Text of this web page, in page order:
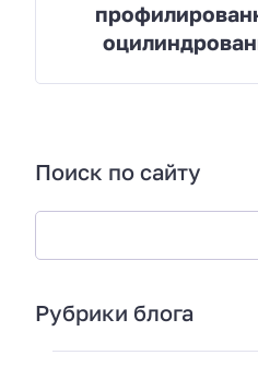
Поиск по сайту
Рубрики блога